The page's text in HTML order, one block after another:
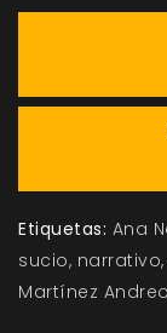
Etiquetas: Ana
sucio narrativo
Martínez Andreo